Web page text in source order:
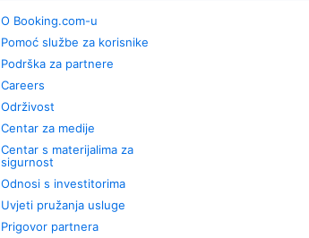
O Booking.com-u
Pomoć službe za korisnike
Podrška za partnere
Careers
Održivost
Centar za medije
Centar s materijalima za
sigurnost
Odnosi s investitorima
Uvjeti pružanja usluge
Prigovor partnera